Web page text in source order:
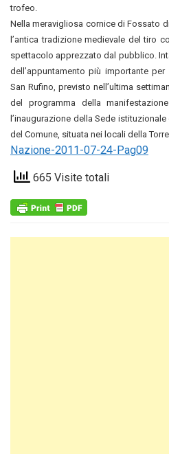
trofeo.
Nella meravigliosa cornice di Fossato
l’antica tradizione medievale del tiro
spettacolo apprezzato dal pubblico.
dell’appuntamento più importante
San Rufino, previsto nell’ultima
del programma della
l’inaugurazione della Sede
del Comune, situata nei locali della
Nazione-2011-07-24-Pag09
665 Visite totali